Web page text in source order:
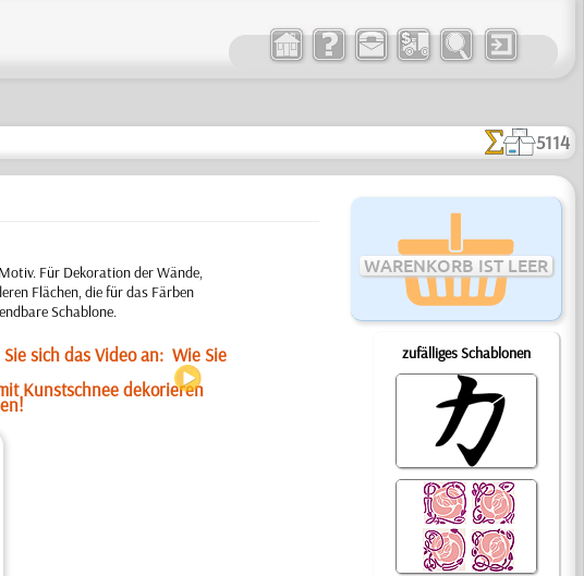
5114
WARENKORB IST LEER
zufälliges Schablonen
Für Dekoration der Wände,
Flächen, die für das Färben
Schablone.
Sie sich das Video an: Wie Sie
Kunstschnee dekorieren